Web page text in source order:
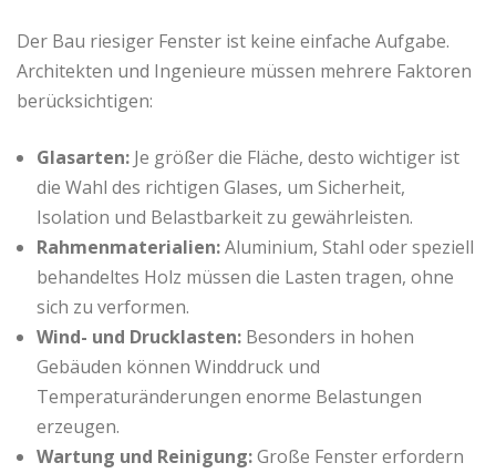
Der Bau riesiger Fenster ist keine einfache Aufgabe.
Architekten und Ingenieure müssen mehrere Faktoren
berücksichtigen:
Glasarten: Je größer die Fläche, desto wichtiger ist
die Wahl des richtigen Glases, um Sicherheit,
Isolation und Belastbarkeit zu gewährleisten.
Rahmenmaterialien:Aluminium, Stahl oder speziell
behandeltes Holz müssen die Lasten tragen, ohne
sich zu verformen.
Wind- und Drucklasten: Besonders in hohen
Gebäuden können Winddruck und
Temperaturänderungen enorme Belastungen
erzeugen.
Wartung und Reinigung:Große Fenster erfordern